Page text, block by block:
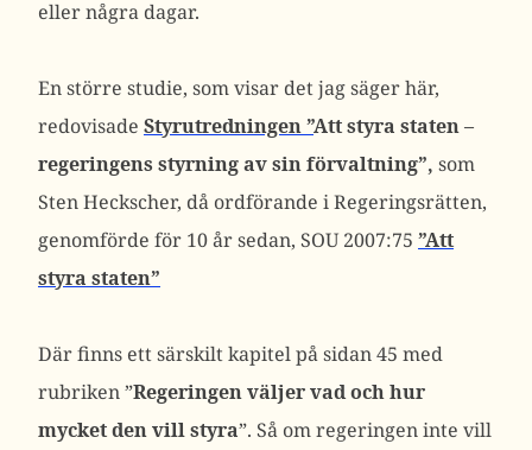
eller några dagar.
En större studie, som visar det jag säger här,
redovisade Styrutredningen ”Att styra staten –
regeringens styrning av sin förvaltning”, som
Sten Heckscher, då ordförande i Regeringsrätten,
genomförde för 10 år sedan, SOU 2007:75 ”Att
styra staten”
Där finns ett särskilt kapitel på sidan 45 med
rubriken ”Regeringen väljer vad och hur
mycket den vill styra”. Så om regeringen inte vill